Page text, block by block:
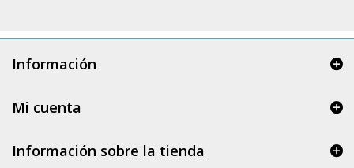
Información
Mi cuenta
Información sobre la tienda